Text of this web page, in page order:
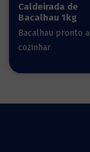
Caldeirada de
Bacalhau 1kg
Bacalhau pronto a
cozinhar